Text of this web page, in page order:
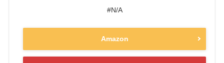
#N/A
Amazon